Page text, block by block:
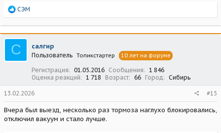
Р
а
к
ц
и
и
СЭМ
С салгир
Пользователь Топикстартер 10 лет на форуме
Регистрация 01.05.2016 Сообщения
1 846
Оценка реакций
1 718 Возраст 66 Город Сибирь
13.02.2026 #15
Вчера был выезд, несколько раз тормоза наглухо блокировались,
отключил вакуум и стало лучше.